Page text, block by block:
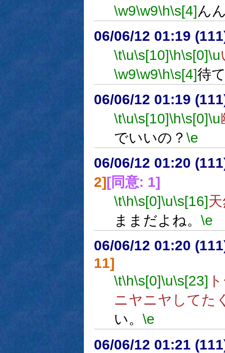
\w9\w9\h\s[4]ん
06/06/12 01:19
\t\u\s[10]\h\s[0]\u
\w9\w9\h\s[4]待
06/06/12 01:19
\t\u\s[10]\h\s[0]\u
でいいの？ \e
06/06/12 01:20
2][同意: 1]
\t\h\s[0]\u\s[16]
ままだよね。 \e
06/06/12 01:20
11]
\t\h\s[0]\u\s[23]
ニヤニヤしてた
い。 \e
06/06/12 01:21